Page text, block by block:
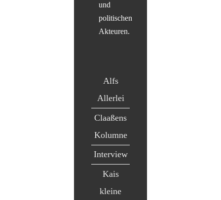
und
politischen
Akteuren.
Alfs
Allerlei
Claaßens
Kolumne
Interview
Kais
kleine